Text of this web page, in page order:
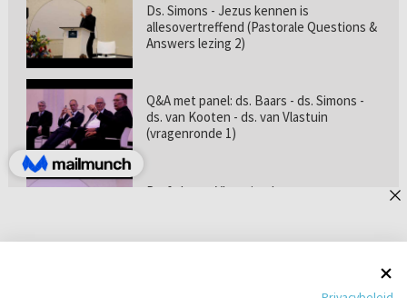
Ds. Simons - Jezus kennen is
allesovertreffend (Pastorale Questions &
Answers lezing 2)
Q&A met panel: ds. Baars - ds. Simons -
ds. van Kooten - ds. van Vlastuin
(vragenronde 1)
Prof. dr. van Vlastuin - Is